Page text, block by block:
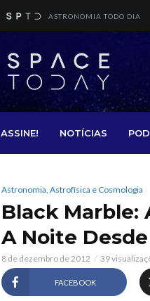
ASTRONOMIA TODO DIA
ASSINE! NOTÍCIAS
Astronomia, Astrofísica e Cosmologia
Black Marble:
A Noite
8 de dezembro de 2012 39
FACEBOOK